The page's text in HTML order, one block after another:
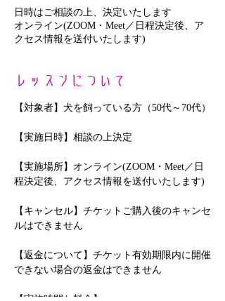
日時はご相談の上、決定いたします
オンライン(ZOOM・Meet／日程決定後、ア
クセス情報を送付いたします)
レッスンについて
【対象者】犬を飼っている方（50代～70代）
【実施日時】相談の上決定
【実施場所】オンライン(ZOOM・Meet／日
程決定後、アクセス情報を送付いたします)
【キャンセル】チケットご購入後のキャンセ
ルはできません
【返金について】チケット有効期限内に開催
できない場合の返金はできません